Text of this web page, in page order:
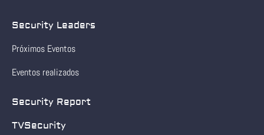
Security Leaders
Próximos Eventos
Eventos realizados
Security Report
TVSecurity